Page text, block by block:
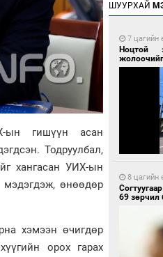
ын гишүүн асан
Тодруулбал,
хангасан УИХ-ын
мэдэгдэж, өнөөдөр
хэмээн өчигдөр
орох гарах
ШУУРХАЙ
7 цагийн
Ноцтой
8 цагийн
69 зөрчил